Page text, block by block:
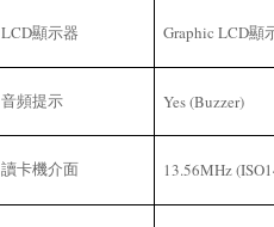
LCD顯示器 Graphic LCD顯
音頻提示 Yes (Buzzer)
讀卡機介面 13.56MHz